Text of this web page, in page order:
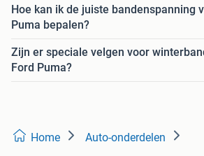
Hoe kan ik de juiste bandenspanning
Puma bepalen?
Zijn er speciale velgen voor
Ford Puma?
Home Auto-onderdelen